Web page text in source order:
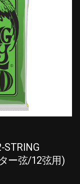
STRING
ー弦/12弦用)